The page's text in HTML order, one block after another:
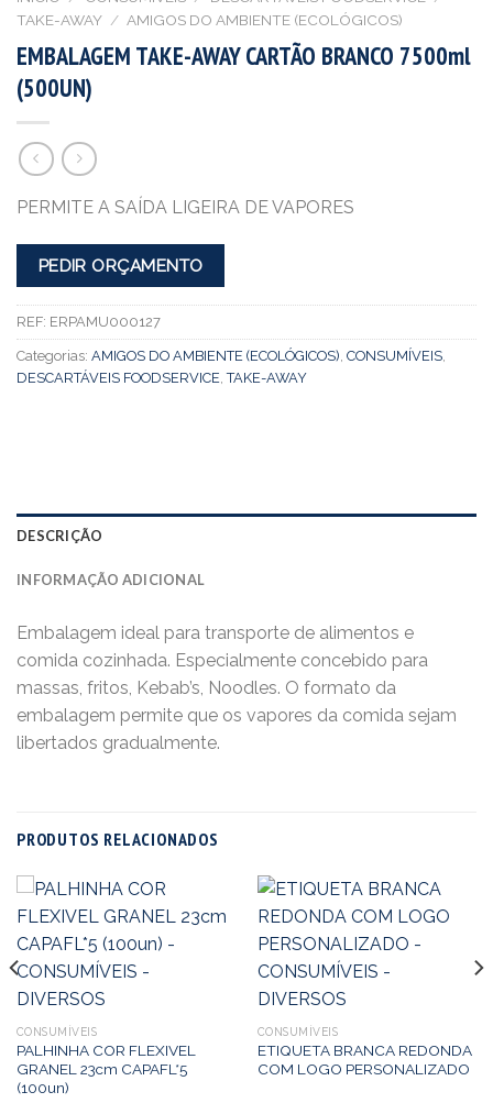
TAKE-AWAY / AMIGOS DO AMBIENTE (ECOLÓGICOS)
EMBALAGEM TAKE-AWAY CARTÃO BRANCO 7500ml
(500UN)
PERMITE A SAÍDA LIGEIRA DE VAPORES
PEDIR ORÇAMENTO
REF: ERPAMU000127
Categorias: AMIGOS DO AMBIENTE (ECOLÓGICOS) CONSUMÍVEIS
DESCARTÁVEIS FOODSERVICE ,TAKE-AWAY
DESCRIÇÃO
INFORMAÇÃO ADICIONAL
Embalagem ideal para transporte de alimentos e
comida cozinhada. Especialmente concebido para
massas, fritos, Kebab’s, Noodles. O formato da
embalagem permite que os vapores da comida sejam
libertados gradualmente.
PRODUTOS RELACIONADOS
CONSUMÍVEIS
PALHINHA COR FLEXIVEL
GRANEL 23cm CAPAFL*5
(100un)
CONSUMÍVEIS
ETIQUETA BRANCA REDONDA
COM LOGO PERSONALIZADO